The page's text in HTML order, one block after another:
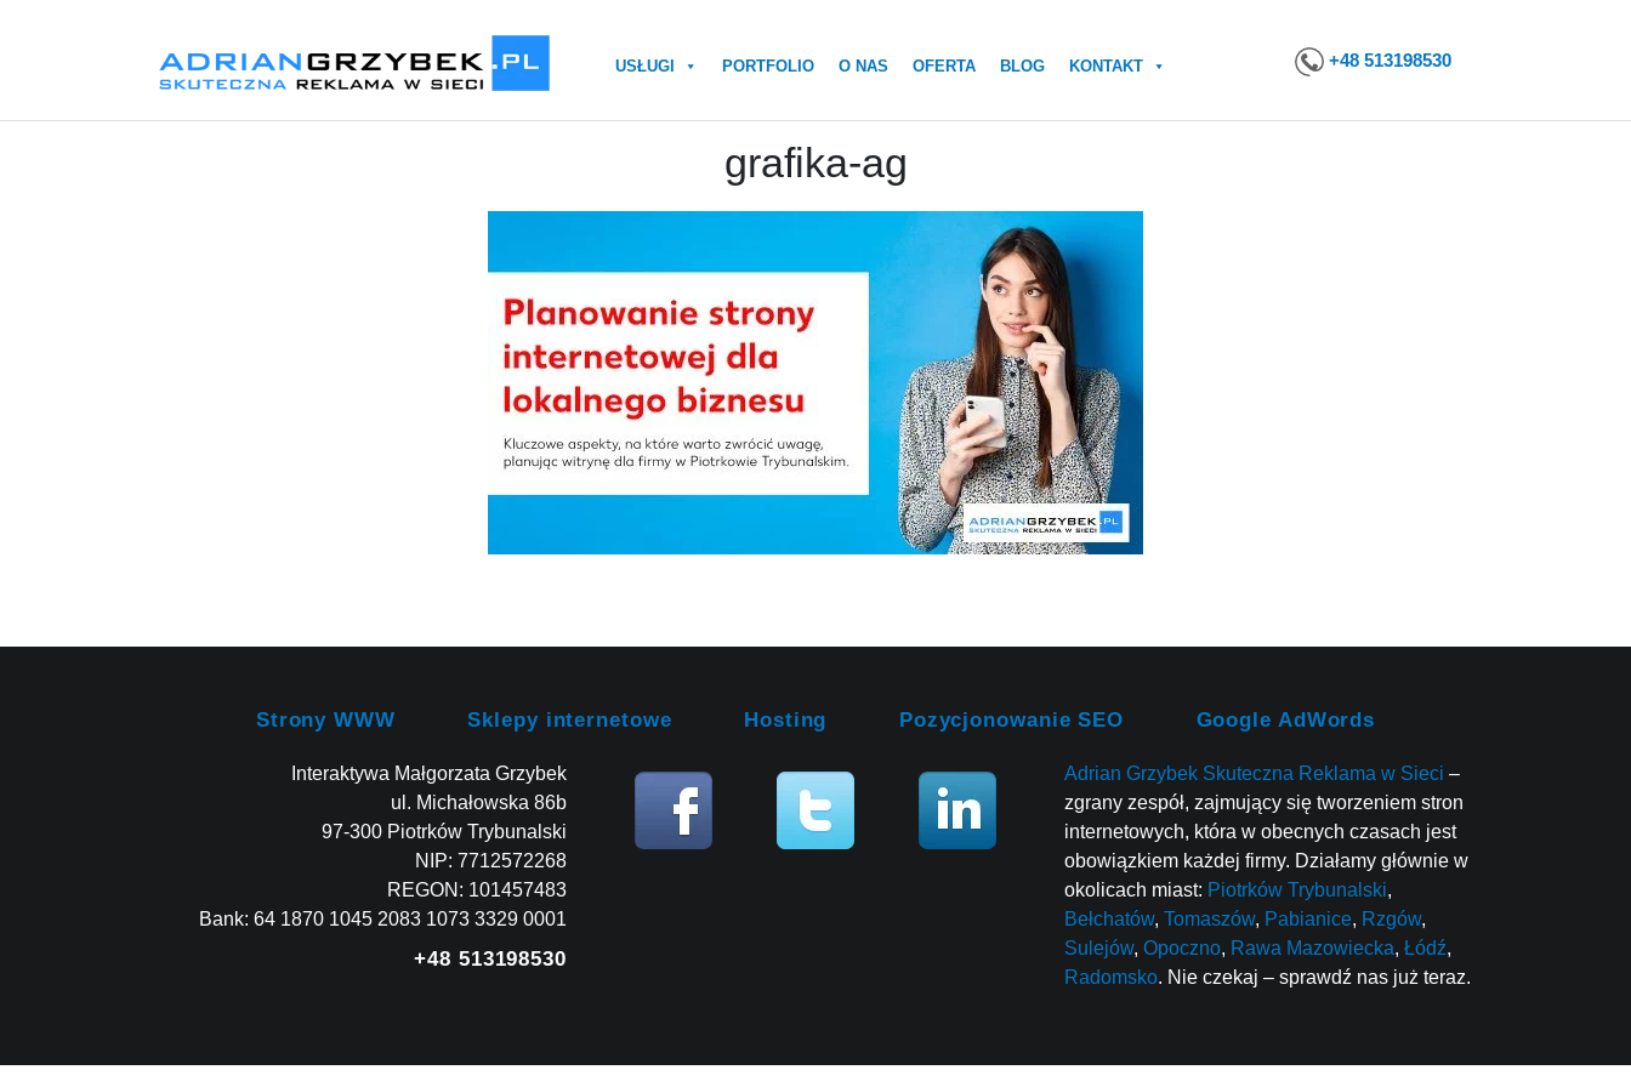
USŁUGI PORTFOLIO O NAS OFERTA BLOG KONTAKT +48 513198530
grafika-ag
Strony WWW Sklepy internetowe Hosting Pozycjonowanie SEO Google AdWords
Interaktywa Małgorzata Grzybek
ul. Michałowska 86b
97-300 Piotrków Trybunalski
NIP: 7712572268
REGON: 101457483
Bank: 64 1870 1045 2083 1073 3329 0001
+48 513198530
Adrian Grzybek Skuteczna Reklama w Sieci –
zgrany zespół, zajmujący się tworzeniem stron
internetowych, która w obecnych czasach jest
obowiązkiem każdej firmy. Działamy głównie w
okolicach miast: Piotrków Trybunalski,
Bełchatów, Tomaszów, Pabianice, Rzgów,
Sulejów, Opoczno, Rawa Mazowiecka, Łódź,
Radomsko. Nie czekaj – sprawdź nas już teraz.